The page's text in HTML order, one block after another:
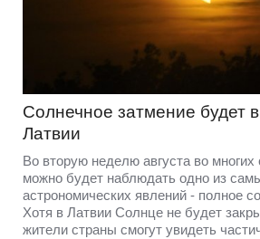
Солнечное затмение будет
Латвии
Во вторую неделю августа во многих
можно будет наблюдать одно из
астрономических явлений - полное
Хотя в Латвии Солнце не будет
жители страны смогут увидеть